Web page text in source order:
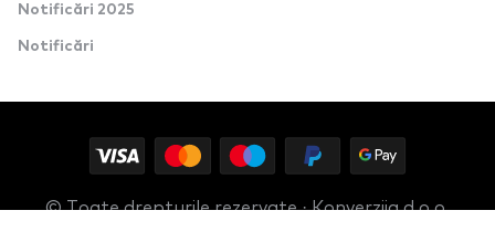
Notificări 2025
Notificări
© Toate drepturile rezervate · Konverzija d.o.o.